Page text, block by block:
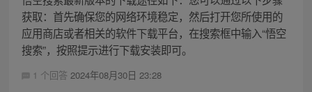
获取：首先确保您的网络环境稳定，然后打开您所使用的
应用商店或者相关的软件下载平台，在搜索框中输入“悟空
搜索”，按照提示进行下载安装即可。
1 个回答 2024年08月30日 23:28